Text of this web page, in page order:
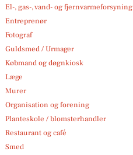
El-, gas-, vand- og fjernvarmeforsyning
Entreprenør
Fotograf
Guldsmed / Urmager
Købmand og døgnkiosk
Læge
Murer
Organisation og forening
Planteskole / blomsterhandler
Restaurant og café
Smed